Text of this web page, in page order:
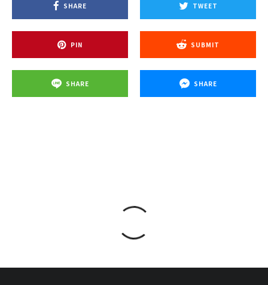
SHARE TWEET
PIN SUBMIT
SHARE SHARE